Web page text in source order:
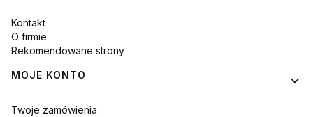
Kontakt
O firmie
Rekomendowane strony
MOJE KONTO
Twoje zamówienia